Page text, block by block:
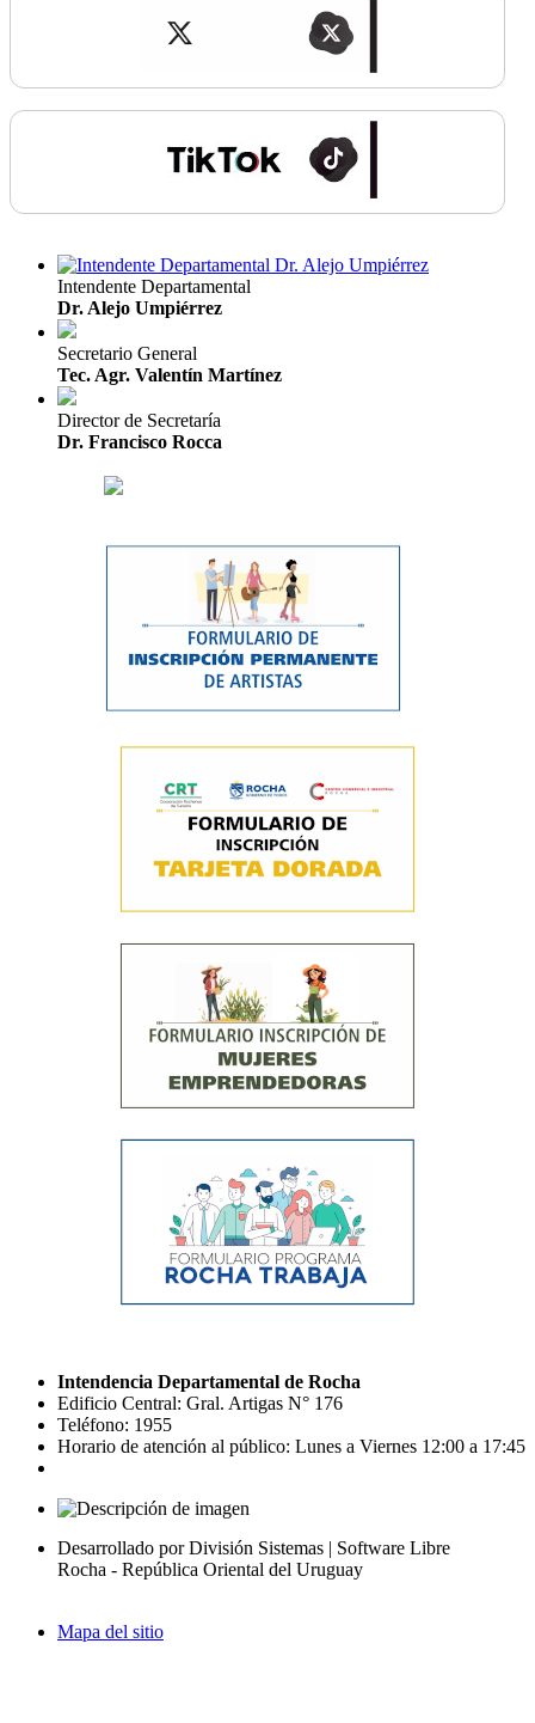
Intendente Departamental
Dr. Alejo Umpiérrez
Secretario General
Tec. Agr. Valentín Martínez
Director de Secretaría
Dr. Francisco Rocca
Intendencia Departamental de Rocha
Edificio Central: Gral. Artigas N° 176
Teléfono: 1955
Horario de atención al público: Lunes a Viernes 12:00 a 17:45
Desarrollado por División Sistemas | Software Libre
Rocha - República Oriental del Uruguay
Mapa del sitio